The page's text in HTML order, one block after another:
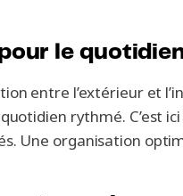
le
entre l’extérieur et
rythmé. C’est ici
Une organisation